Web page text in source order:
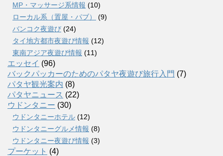
MP・マッサージ系情報 (10)
ローカル系（置屋・パブ）
(9)
バンコク夜遊び (24)
タイ地方都市夜遊び情報 (12)
東南アジア夜遊び情報 (11)
エッセイ (96)
バックパッカーのためのパタヤ夜遊び旅行入門 (7)
パタヤ観光案内 (8)
パタヤニュース (22)
ウドンタニー (30)
ウドンタニーホテル (12)
ウドンタニーグルメ情報 (8)
ウドンタニー夜遊び情報 (3)
プーケット (4)